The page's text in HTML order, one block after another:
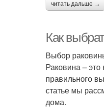
читать дальше →
Как
Выбор
Раковина –
правильного
статье мы
дома.